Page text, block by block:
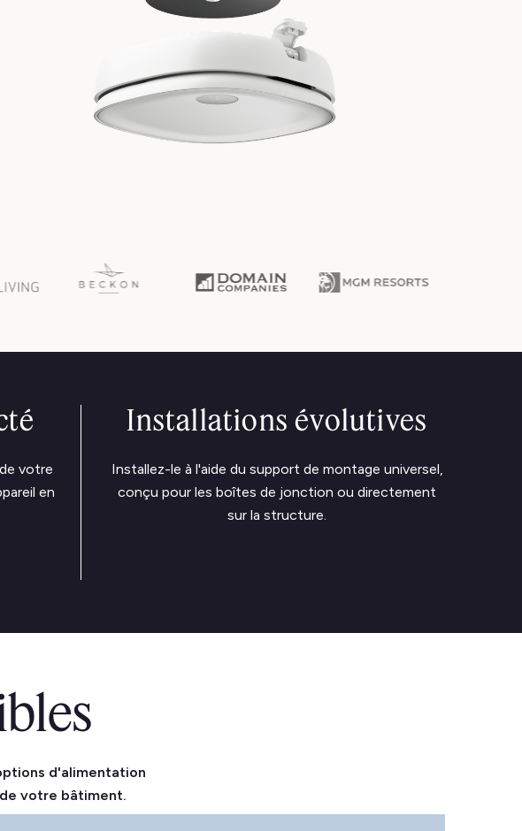
votre
en
Installations évolutives
Installez-le à l'aide du support de montage universel,
conçu pour les boîtes de jonction ou directement
sur la structure.
d'alimentation
votre bâtiment.